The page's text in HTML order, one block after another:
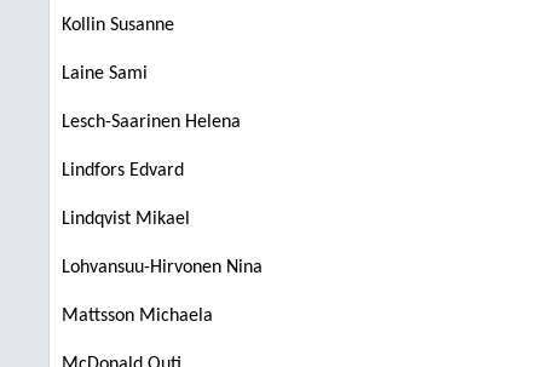
Kollin Susanne
Laine Sami
Lesch-Saarinen Helena
Lindfors Edvard
Lindqvist Mikael
Lohvansuu-Hirvonen Nina
Mattsson Michaela